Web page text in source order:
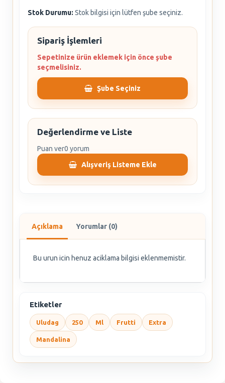
Stok Durumu: Stok bilgisi için lütfen şube seçiniz.
Sipariş İşlemleri
Sepetinize ürün eklemek için önce şube
seçmelisiniz.
Şube Seçiniz
Değerlendirme ve Liste
Puan ver0 yorum
Alışveriş Listeme Ekle
Açıklama Yorumlar (0)
Bu urun icin henuz aciklama bilgisi eklenmemistir.
Etiketler
Uludag 250 Ml Frutti Extra
Mandalina